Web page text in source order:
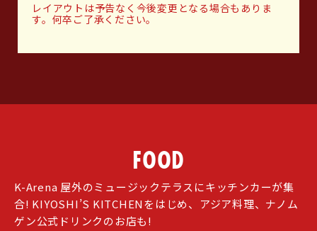
レイアウトは予告なく今後変更となる場合もありま
す。何卒ご了承ください。
FOOD
K-Arena 屋外のミュージックテラスにキッチンカーが集
合! KIYOSHI’S KITCHENをはじめ、アジア料理、ナノム
ゲン公式ドリンクのお店も!